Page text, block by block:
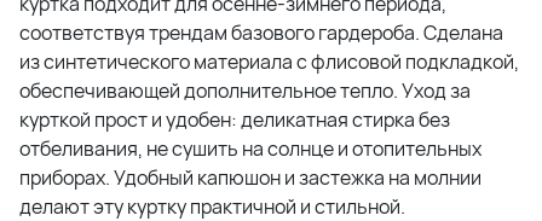
соответствуя трендам базового гардероба. Сделана
из синтетического материала с флисовой подкладкой,
обеспечивающей дополнительное тепло. Уход за
курткой прост и удобен: деликатная стирка без
отбеливания, не сушить на солнце и отопительных
приборах. Удобный капюшон и застежка на молнии
делают эту куртку практичной и стильной.